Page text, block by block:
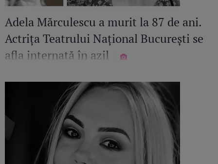
Adela Mărculescu a murit la 87 de ani.
Actrița Teatrului Național București se
afla internată în azil